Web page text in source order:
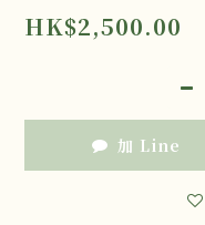
HK$2,500.00
加 Line